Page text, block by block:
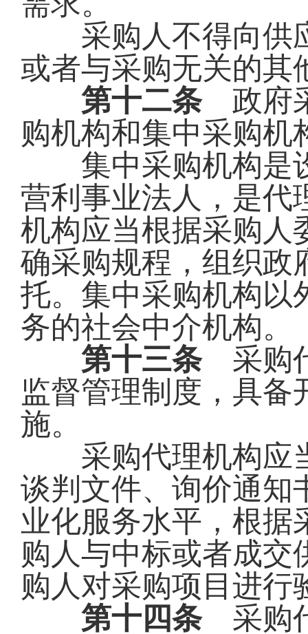
采购人不得向供应
或者与采购无关的其
第十二条政府采
购机构和集中采购机
集中采购机构是设
营利事业法人，是代
机构应当根据采购人
确采购规程，组织政
托。集中采购机构以
务的社会中介机构。
第十三条采购代
监督管理制度，具备
施。
采购代理机构应当
谈判文件、询价通知
业化服务水平，根据
购人与中标或者成交
购人对采购项目进行
第十四条采购代